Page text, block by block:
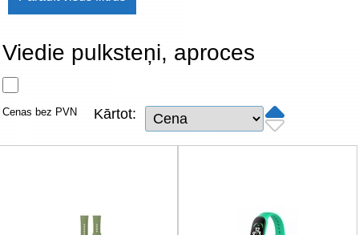
Aizmirsāt paroli?
Tīkla produkti
TV, Foto un elektronika
Renewd tehnika, Outlet
Viedie pulksteņi, aproces
Cenas bez PVN Kārtot: